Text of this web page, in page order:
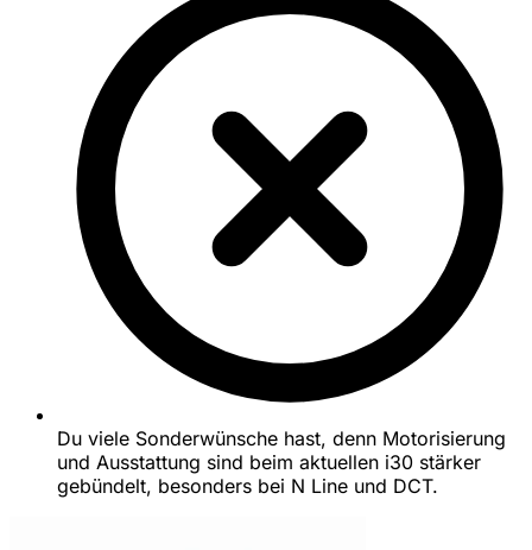
Du viele Sonderwünsche hast, denn Motorisierung
und Ausstattung sind beim aktuellen i30 stärker
gebündelt, besonders bei N Line und DCT.